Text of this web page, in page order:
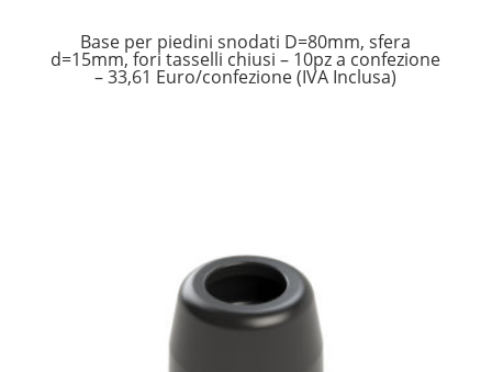
Base per piedini snodati D=80mm, sfera
d=15mm, fori tasselli chiusi – 10pz a confezione
– 33,61 Euro/confezione (IVA Inclusa)